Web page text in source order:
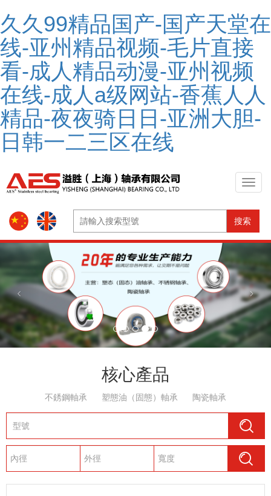
久久99精品国产-国产天堂在
线-亚州精品视频-毛片直接
看-成人精品动漫-亚州视频
在线-成人a级网站-香蕉人人
精品-夜夜骑日日-亚洲大胆-
日韩一二三区在线
搜索
Previous
核心產品
不銹鋼軸承 塑態油（固態）軸承 陶瓷軸承